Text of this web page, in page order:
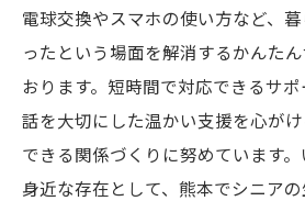
電球交換やスマホの使い方など、
ったという場面を解消するかんた
おります。短時間で対応できるサ
話を大切にした温かい支援を心が
できる関係づくりに努めています
身近な存在として、熊本でシニアの